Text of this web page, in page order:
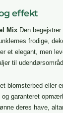
effekt
MixDen begejstrer
frodige,
et elegant, men
til
blomsterbed eller
garanteret
deres have,